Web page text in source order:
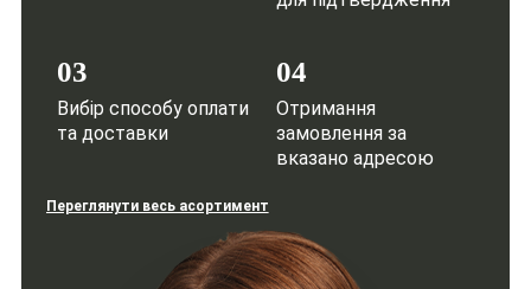
03
Вибір способу оплати
та доставки
04
Отримання
замовлення за
вказано адресою
Переглянути весь асортимент